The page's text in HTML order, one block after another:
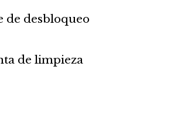
de desbloqueo
de limpieza